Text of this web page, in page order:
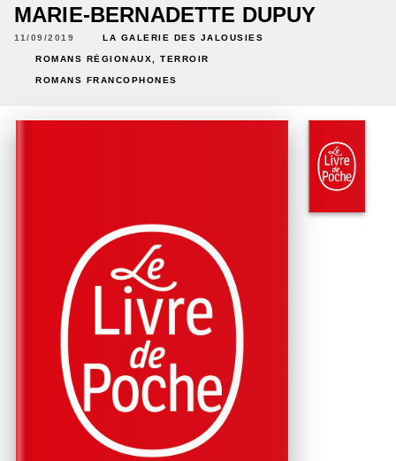
MARIE-BERNADETTE DUPUY
11/09/2019 LA GALERIE DES JALOUSIES
ROMANS RÉGIONAUX, TERROIR
ROMANS FRANCOPHONES